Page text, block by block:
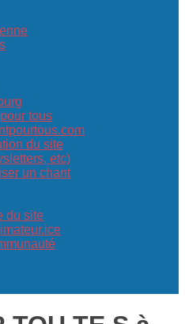
tous
du site
etc)
un chant
du site